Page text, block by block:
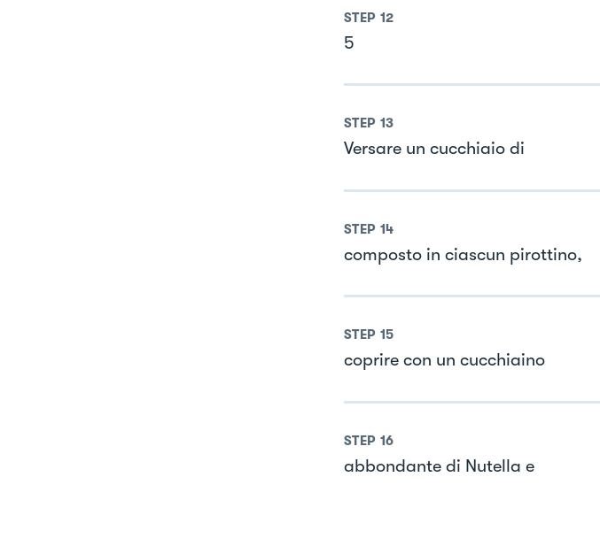
STEP 12
5
STEP 13
Versare un cucchiaio di
STEP 14
composto in ciascun pirottino,
STEP 15
coprire con un cucchiaino
STEP 16
abbondante di Nutella e